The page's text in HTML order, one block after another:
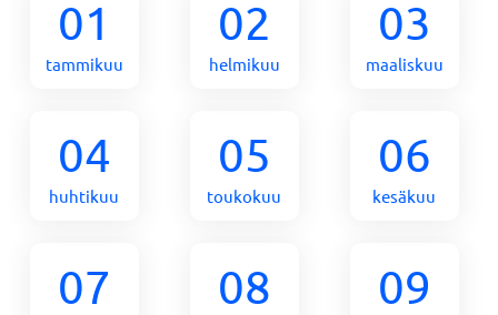
01
tammikuu
02
helmikuu
03
maaliskuu
04
huhtikuu
05
toukokuu
06
kesäkuu
07 08 09